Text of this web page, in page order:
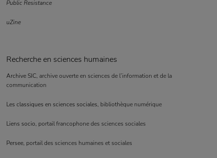
Public Resistance
uZine
Recherche en sciences humaines
Archive SIC, archive ouverte en sciences de l’information et de la
communication
Les classiques en sciences sociales, bibliothèque numérique
Liens socio, portail francophone des sciences sociales
Persee, portail des sciences humaines et sociales